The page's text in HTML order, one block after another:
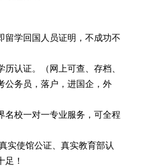
学回国人员证明，不成功不
认证。（网上可查、存档、
公务员，落户，进国企，外
校一对一专业服务，可全程
实使馆公证、真实教育部认
足！